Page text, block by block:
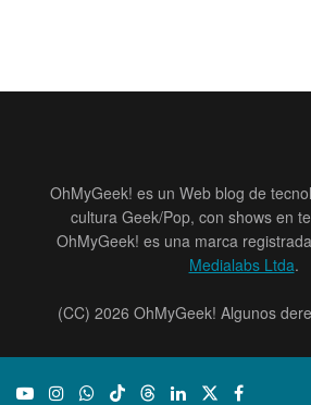
OhMyGeek! es un Web blog de
cultura Geek/Pop, con shows en
OhMyGeek! es una marca
Medialabs Ltda.
(CC) 2026 OhMyGeek! Algunos